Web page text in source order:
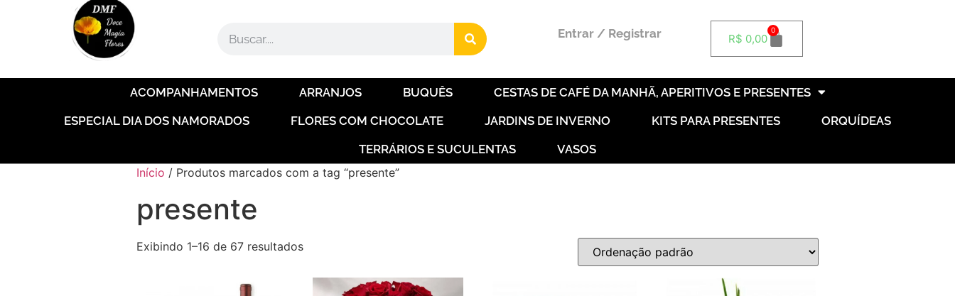
Entrar / Registrar R$ 0,00
0
ACOMPANHAMENTOS ARRANJOS BUQUÊS
CESTAS DE CAFÉ DA MANHÃ, APERITIVOS E PRESENTES
ESPECIAL DIA DOS NAMORADOS
FLORES COM CHOCOLATE JARDINS DE INVERNO KITS PARA PRESENTES
ORQUÍDEAS
TERRÁRIOS E SUCULENTAS
VASOS
Início / Produtos marcados com a tag “presente”
presente
Exibindo 1–16 de 67 resultados